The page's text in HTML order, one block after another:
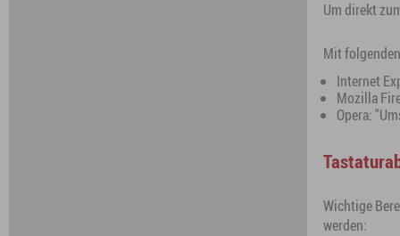
Um direkt
Mit
Internet
Mozilla
Opera:
Wichtige
werden: